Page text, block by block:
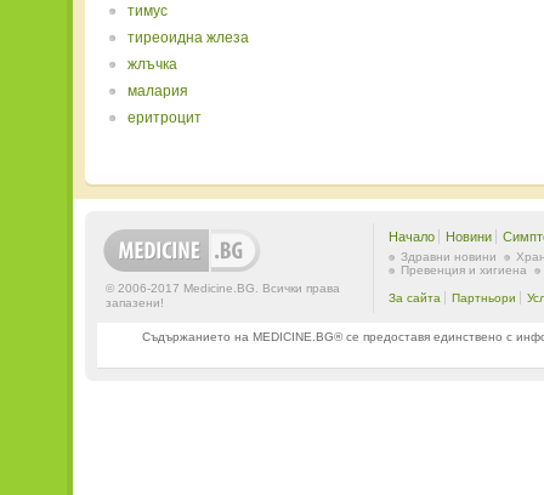
тимус
тиреоидна жлеза
жлъчка
малария
еритроцит
© 2006-2017 Medicine.BG. Всички права
запазени!
Начало Новини
Здравни новини
Превенция и хигиена
За сайта Партньори
Съдържанието на MEDICINE.BG® се предоставя единствено с